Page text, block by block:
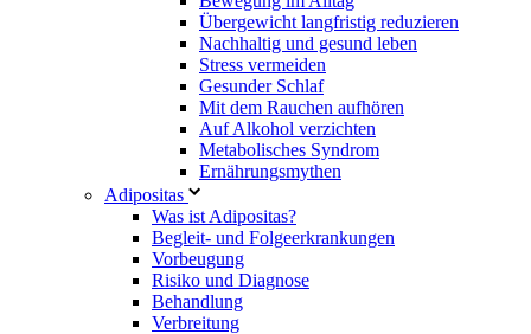
Übergewicht langfristig reduzieren
Nachhaltig und gesund leben
Stress vermeiden
Gesunder Schlaf
Mit dem Rauchen aufhören
Auf Alkohol verzichten
Metabolisches Syndrom
Ernährungsmythen
Adipositas
Was ist Adipositas?
Begleit- und Folgeerkrankungen
Vorbeugung
Risiko und Diagnose
Behandlung
Verbreitung